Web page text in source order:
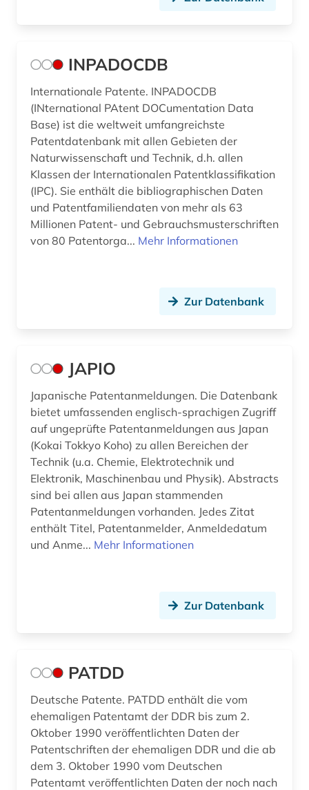
INPADOCDB
Internationale Patente. INPADOCDB
(INternational PAtent DOCumentation Data
Base) ist die weltweit umfangreichste
Patentdatenbank mit allen Gebieten der
Naturwissenschaft und Technik, d.h. allen
Klassen der Internationalen Patentklassifikation
(IPC). Sie enthält die bibliographischen Daten
und Patentfamiliendaten von mehr als 63
Millionen Patent- und Gebrauchsmusterschriften
von 80 Patentorga... Mehr Informationen
Zur Datenbank
JAPIO
Japanische Patentanmeldungen. Die Datenbank
bietet umfassenden englisch-sprachigen Zugriff
auf ungeprüfte Patentanmeldungen aus Japan
(Kokai Tokkyo Koho) zu allen Bereichen der
Technik (u.a. Chemie, Elektrotechnik und
Elektronik, Maschinenbau und Physik). Abstracts
sind bei allen aus Japan stammenden
Patentanmeldungen vorhanden. Jedes Zitat
enthält Titel, Patentanmelder, Anmeldedatum
und Anme... Mehr Informationen
Zur Datenbank
PATDD
Deutsche Patente. PATDD enthält die vom
ehemaligen Patentamt der DDR bis zum 2.
Oktober 1990 veröffentlichten Daten der
Patentschriften der ehemaligen DDR und die ab
dem 3. Oktober 1990 vom Deutschen
Patentamt veröffentlichten Daten der noch nach